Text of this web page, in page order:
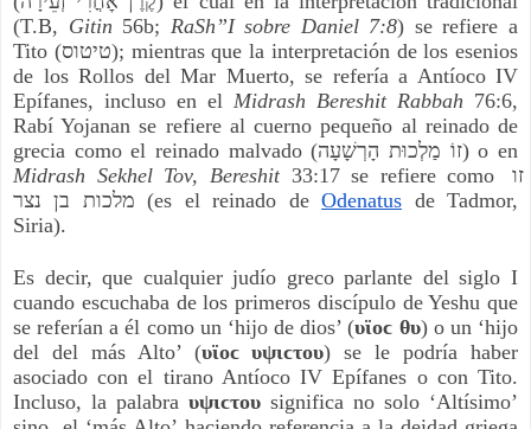
(T.B, Gitin 56b; RaSh”I sobre Daniel 7:8) se refiere a
Tito (טיטוס); mientras que la interpretación de los esenios
de los Rollos del Mar Muerto, se refería a Antíoco IV
Epífanes, incluso en el Midrash Bereshit Rabbah 76:6,
Rabí Yojanan se refiere al cuerno pequeño al reinado de
grecia como el reinado malvado (זוֹ מַלְכוּת הָרְשָׁעָה) o en
Midrash Sekhel Tov, Bereshit 33:17 se refiere como זו
מלכות בן נצר (es el reinado de Odenatus de Tadmor,
Siria).
Es decir, que cualquier judío greco parlante del siglo I
cuando escuchaba de los primeros discípulo de Yeshu que
se referían a él como un ‘hijo de dios’ (υϊοϲ θυ) o un ‘hijo
del del más Alto’ (υϊοϲ υψιϲτου) se le podría haber
asociado con el tirano Antíoco IV Epífanes o con Tito.
Incluso, la palabra υψιϲτου significa no solo ‘Altísimo’